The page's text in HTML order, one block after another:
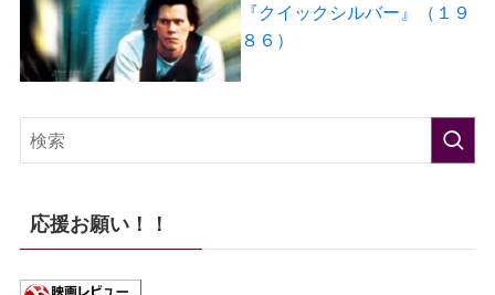
『クイックシルバー』（１９
８６）
応援お願い！！